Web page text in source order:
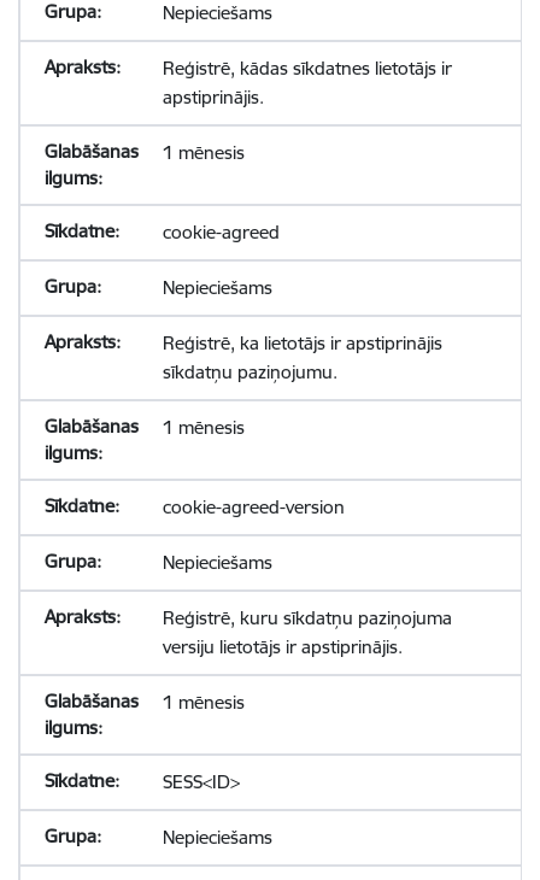
Nepieciešams
Reģistrē, kādas sīkdatnes lietotājs ir
apstiprinājis.
1 mēnesis
cookie-agreed
Nepieciešams
Reģistrē, ka lietotājs ir apstiprinājis
sīkdatņu paziņojumu.
1 mēnesis
cookie-agreed-version
Nepieciešams
Reģistrē, kuru sīkdatņu paziņojuma
versiju lietotājs ir apstiprinājis.
1 mēnesis
SESS<ID>
Nepieciešams